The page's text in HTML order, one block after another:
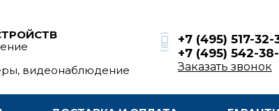
видеонаблюдение
+7 (495) 517-32-
+7 (495) 542-
Заказать звонок